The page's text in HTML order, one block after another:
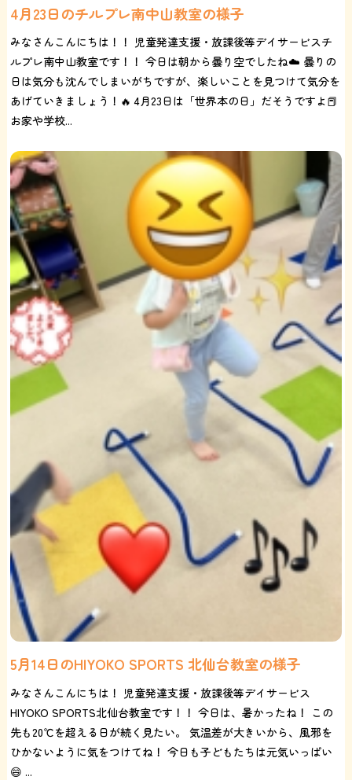
4月23日のチルプレ南中山教室の様子
みなさんこんにちは！！ 児童発達支援・放課後等デイサービスチ
ルプレ南中山教室です！！ 今日は朝から曇り空でしたね☁️ 曇りの
日は気分も沈んでしまいがちですが、楽しいことを見つけて気分を
あげていきましょう！🔥 4月23日は「世界本の日」だそうですよ📕
お家や学校...
5月14日のHIYOKO SPORTS 北仙台教室の様子
みなさんこんにちは！ 児童発達支援・放課後等デイサービス
HIYOKO SPORTS北仙台教室です！！ 今日は、暑かったね！ この
先も20℃を超える日が続く見たい。 気温差が大きいから、風邪を
ひかないように気をつけてね！ 今日も子どもたちは元気いっぱい
😄 ...